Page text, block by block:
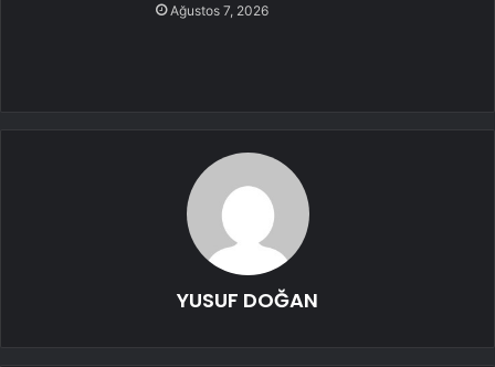
Ağustos 7, 2026
YUSUF DOĞAN